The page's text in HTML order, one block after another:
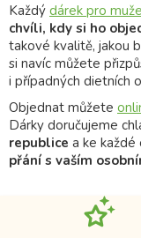
Každý dárek pro muže
chvíli, kdy si ho
takové kvalitě, jakou
si navíc můžete
i případných dietních
Objednat můžete
Dárky doručujeme
republice a ke každé
přání s vaším